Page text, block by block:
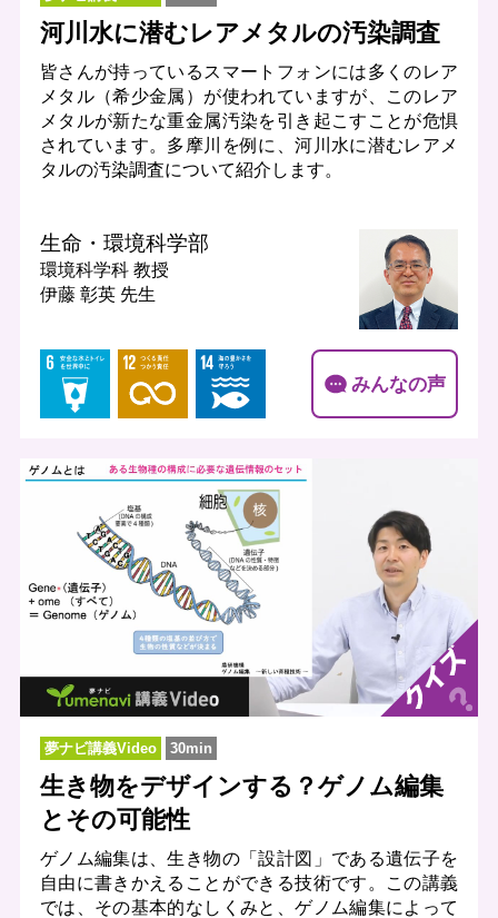
河川水に潜むレアメタルの汚染調査
皆さんが持っているスマートフォンには多くのレア
メタル（希少金属）が使われていますが、このレア
メタルが新たな重金属汚染を引き起こすことが危惧
されています。多摩川を例に、河川水に潜むレアメ
タルの汚染調査について紹介します。
生命・環境科学部
環境科学科 教授
伊藤 彰英 先生
みんなの声
夢ナビ講義Video 30min
生き物をデザインする？ゲノム編集
とその可能性
ゲノム編集は、生き物の「設計図」である遺伝子を
自由に書きかえることができる技術です。この講義
では、その基本的なしくみと、ゲノム編集によって